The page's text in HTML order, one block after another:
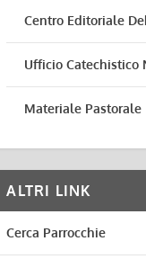
Centro Editoriale
Ufficio Catechistico
Materiale Pastorale
ALTRI LINK
Cerca Parrocchie